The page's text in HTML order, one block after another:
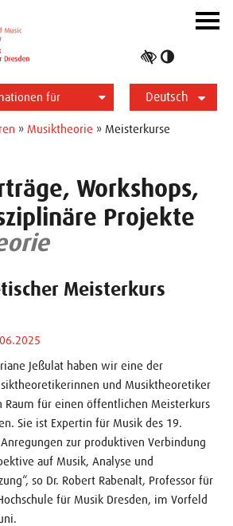
für
Deutsch
English
ein-/
» Musiktheorie » Meisterkurse
Workshops,
Projekte
Meisterkurs
Jeßulat haben wir eine der
und Musiktheoretiker
Raum für einen öffentlichen Meisterkurs
Sie ist Expertin für Musik des 19.
zur produktiven Verbindung
auf Musik, Analyse und
so Dr. Robert Rabenalt, Professor für
für Musik Dresden, im Vorfeld